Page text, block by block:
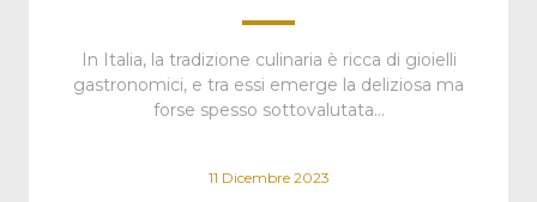
In Italia, la tradizione culinaria è ricca di gioielli
gastronomici, e tra essi emerge la deliziosa ma
forse spesso sottovalutata…
11 Dicembre 2023